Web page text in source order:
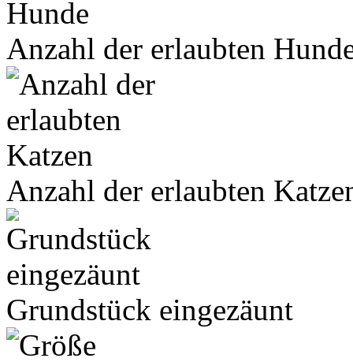
Anzahl der erlaubten
Anzahl der erlaubten
Grundstück eingezäunt